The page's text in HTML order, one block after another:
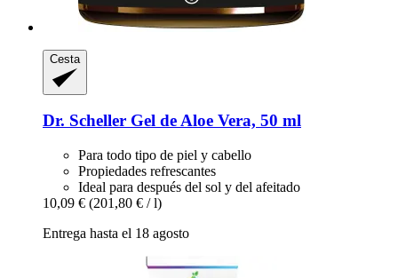
Cesta
Dr. Scheller Gel de Aloe Vera, 50 ml
Para todo tipo de piel y cabello
Propiedades refrescantes
Ideal para después del sol y del afeitado
10,09 € (201,80 € / l)
Entrega hasta el 18 agosto